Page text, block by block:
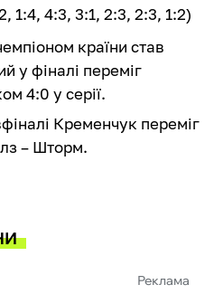
1:4, 4:3, 3:1, 2:3, 2:3, 1:2)
країни став
у фіналі переміг
4:0 у серії.
Кременчук переміг
– Шторм.
Реклама